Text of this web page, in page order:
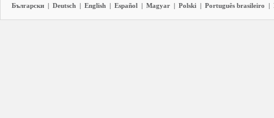
Български | Deutsch | English | Español | Magyar | Polski | Português brasileiro |